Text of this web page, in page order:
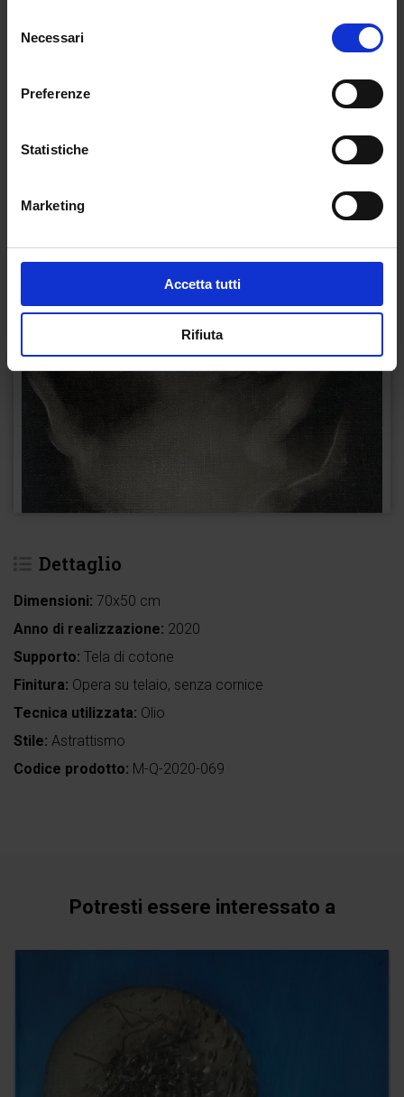
delNecessari
Preferenze
Statistiche
Marketing
Accetta tutti
Rifiuta
Dettaglio
Dimensioni: 70x50 cm
Anno di realizzazione: 2020
Supporto: Tela di cotone
Finitura: Opera su telaio, senza cornice
Tecnica utilizzata: Olio
Stile: Astrattismo
Codice prodotto: M-Q-2020-069
Potresti essere interessato a